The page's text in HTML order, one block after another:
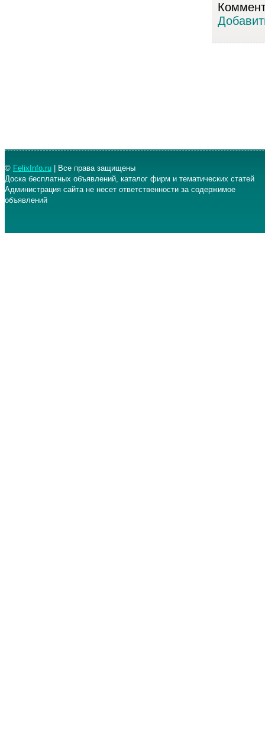
© FelixInfo.ru | Все права защищены
Доска бесплатных объявлений, каталог фирм и тематических статей
Администрация сайта не несет ответственности за содержимое
объявлений